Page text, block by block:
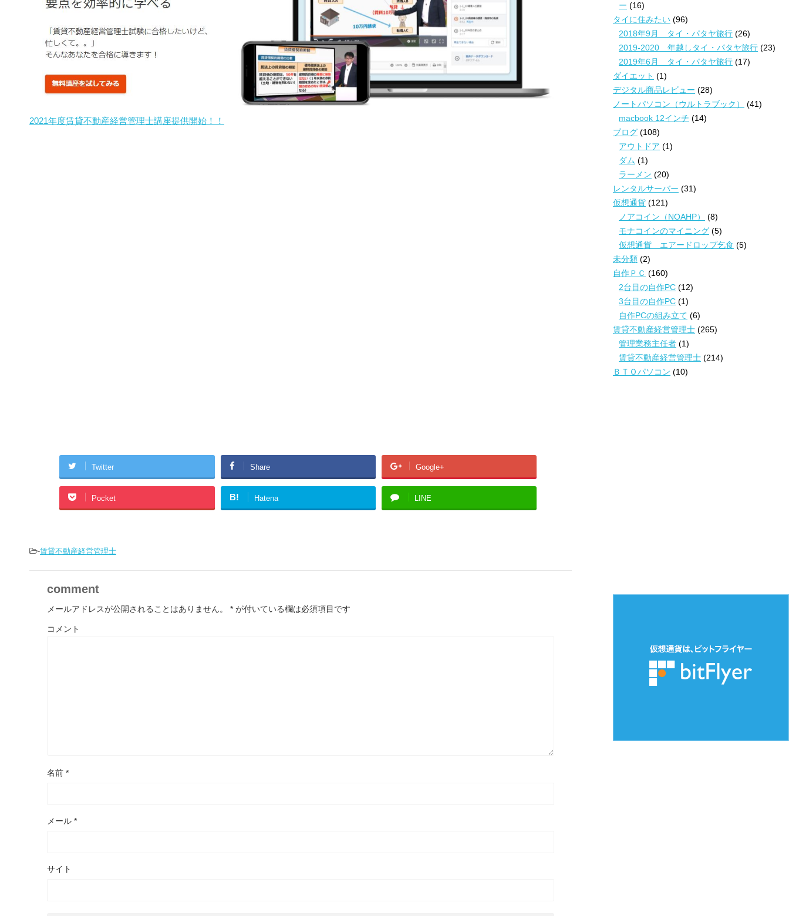
2021年度賃貸不動産経営管理士講座提供開始！！
Twitter Share Google+
Pocket B! Hatena LINE
-賃貸不動産経営管理士
comment
メールアドレスが公開されることはありません。 * が付いている欄は必須項目です
コメント
名前 *
メール *
サイト
ー (16)
タイに住みたい (96)
2018年9月 タイ・パタヤ旅行 (26)
2019-2020 年越しタイ・パタヤ旅行 (23)
2019年6月 タイ・パタヤ旅行 (17)
ダイエット (1)
デジタル商品レビュー (28)
ノートパソコン（ウルトラブック）
(41)
macbook 12インチ (14)
ブログ (108)
アウトドア (1)
ダム (1)
ラーメン (20)
レンタルサーバー (31)
仮想通貨 (121)
ノアコイン（NOAHP）
(8)
モナコインのマイニング (5)
仮想通貨 エアードロップ乞食 (5)
未分類 (2)
自作ＰＣ (160)
2台目の自作PC (12)
3台目の自作PC (1)
自作PCの組み立て (6)
賃貸不動産経営管理士 (265)
管理業務主任者 (1)
賃貸不動産経営管理士 (214)
ＢＴＯパソコン (10)